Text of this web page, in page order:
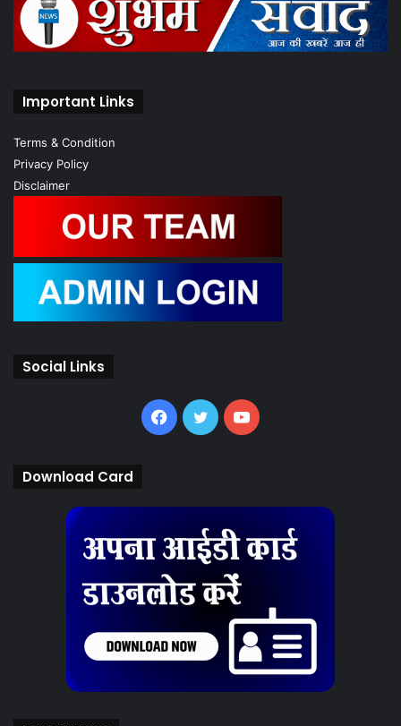
Important Links
Terms & Condition
Privacy Policy
Disclaimer
Social Links
Facebook
TwitterYouTube
Download Card